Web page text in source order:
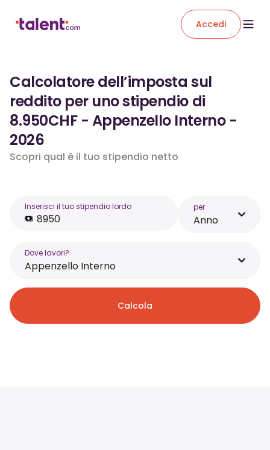
Accedi
Calcolatore dell’imposta sul
reddito per uno stipendio di
8.950CHF - Appenzello Interno -
2026
Scopri qual è il tuo stipendio netto
Inserisci il tuo stipendio lordo per
Anno
Dove lavori?
Appenzello Interno
Calcola